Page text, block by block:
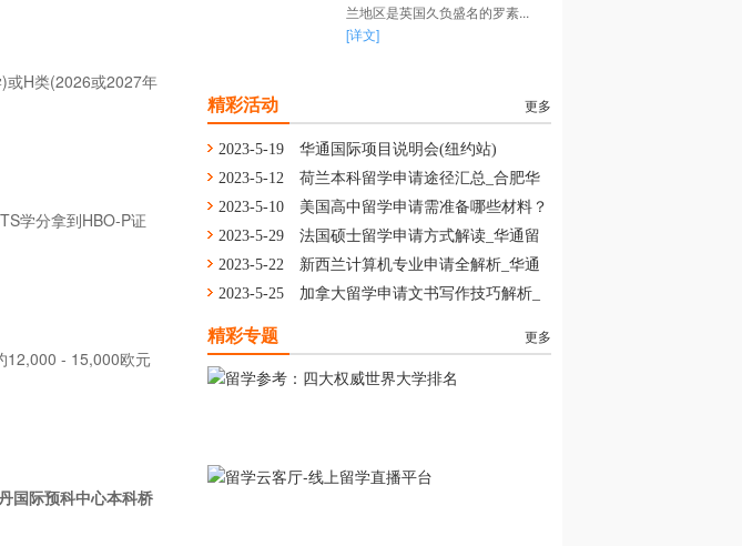
或H类(2026或2027年
学分拿到HBO-P证
12,000 - 15,000欧元
际预科中心本科桥
兰地区是英国久负盛名的罗素...
[详文]
精彩活动 更多
2023-5-19
华通国际项目说明会(纽约站)
2023-5-12
荷兰本科留学申请途径汇总_合肥华
通留学
2023-5-10
美国高中留学申请需准备哪些材料？
舟山华通留学
2023-5-29
法国硕士留学申请方式解读_华通留
学
2023-5-22
新西兰计算机专业申请全解析_华通
留学
2023-5-25
加拿大留学申请文书写作技巧解析_
华通留学
精彩专题 更多